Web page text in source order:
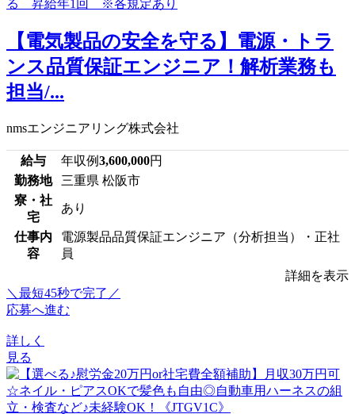
【電気製品の安全を守る】電源・トラ
ンス品質保証エンジニア！解析業務も
担当/...
nmsエンジニアリング株式会社
給与 年収例3,600,000円
勤務地
三重県 松阪市
寮・社
宅
あり
仕事内
容
電源製品品質保証エンジニア（分析担当）・正社
員
詳細を表示
＼最短45秒で完了／
応募へ進む
詳しく
見る